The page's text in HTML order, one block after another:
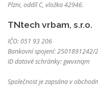
Plzni, oddíl C, vložka 42946.
TNtech vrbam, s.r.o.
IČO: 051 93 206
Bankovní spojení: 2501891242/
ID datové schránky: gwvxnqm
Společnost je zapsána v